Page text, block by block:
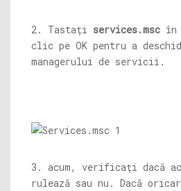
2. Tastați services.msc în
clic pe OK pentru a
managerului de servicii.
3. acum, verificați dacă
rulează sau nu. Dacă